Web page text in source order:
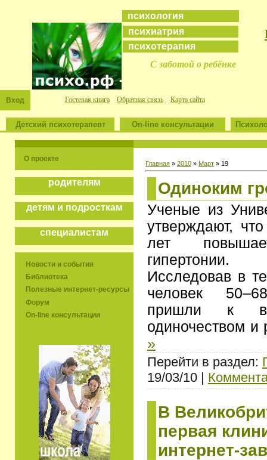
психология
психиатрия
психотерапия
С заботой о ребёнке
Вход Гостевая книга Обратная связь Карта сайта
Детский психотерапевт On-line консультации
О проекте
родителям
детям и подросткам
специалистам
Новости и события
Библиотека
Полезные интернет-ресурсы
Форум
On-line консультации
Главная » 2010 » Март » 19
Одиноким
Ученые из
утверждают,
лет
гипертонии.
Исследовав в
человек
пришли к
одиночеством и
»
Перейти в раздел:
19/03/10 |
В
первая
интернет-